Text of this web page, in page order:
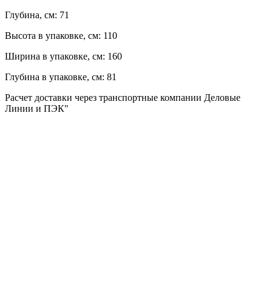
Глубина, см: 71
Высота в упаковке, см: 110
Ширина в упаковке, см: 160
Глубина в упаковке, см: 81
Расчет доставки через транспортные компании Деловые
Линии и ПЭК"